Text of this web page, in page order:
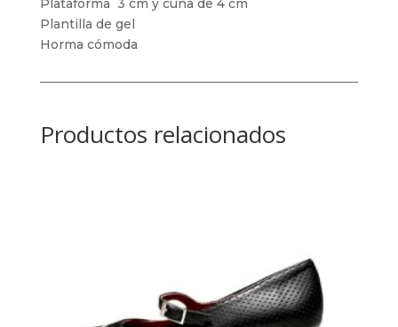
Plantilla de gel
Horma cómoda
Productos relacionados